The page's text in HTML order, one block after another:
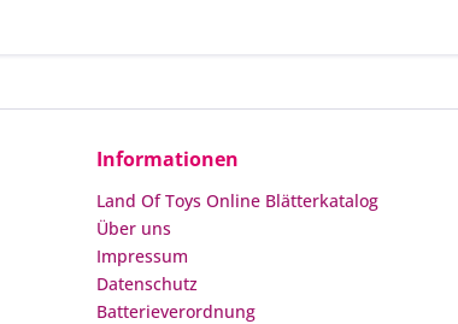
Informationen
Land Of Toys Online Blätterkatalog
Über uns
Impressum
Datenschutz
Batterieverordnung